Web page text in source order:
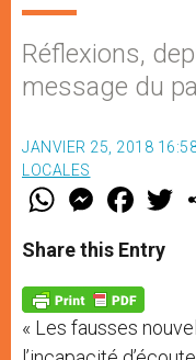
Réflexions,
message du
JANVIER 25, 2018
LOCALES
W
t
s
p
p
M
e
s
e
g
e
r
F
a
e
b
o
k
w
Share this Entry
« Les fausses